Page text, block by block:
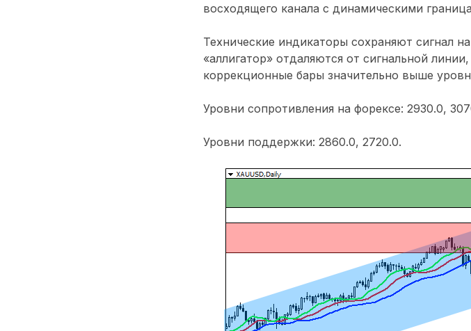
восходящего канала с динамическими
Технические индикаторы сохраняют сигнал
«аллигатор» отдаляются от сигнальной
коррекционные бары значительно выше
Уровни сопротивления на форексе: 2930.0,
Уровни поддержки: 2860.0, 2720.0.